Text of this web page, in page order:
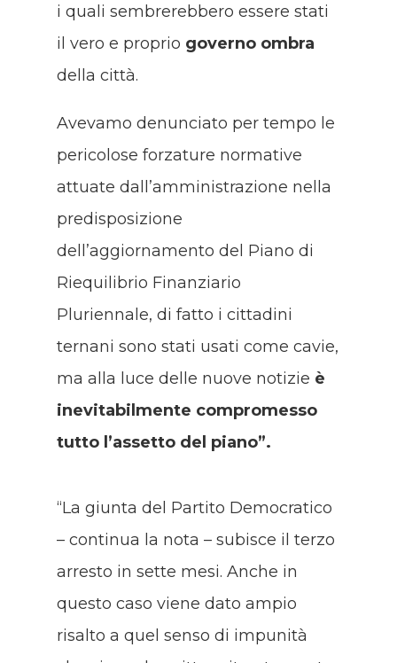
i quali sembrerebbero essere stati
il vero e proprio governo ombra
della città.
Avevamo denunciato per tempo le
pericolose forzature normative
attuate dall’amministrazione nella
predisposizione
dell’aggiornamento del Piano di
Riequilibrio Finanziario
Pluriennale, di fatto i cittadini
ternani sono stati usati come cavie,
ma alla luce delle nuove notizie è
inevitabilmente compromesso
tutto l’assetto del piano”.
“La giunta del Partito Democratico
– continua la nota – subisce il terzo
arresto in sette mesi. Anche in
questo caso viene dato ampio
risalto a quel senso di impunità